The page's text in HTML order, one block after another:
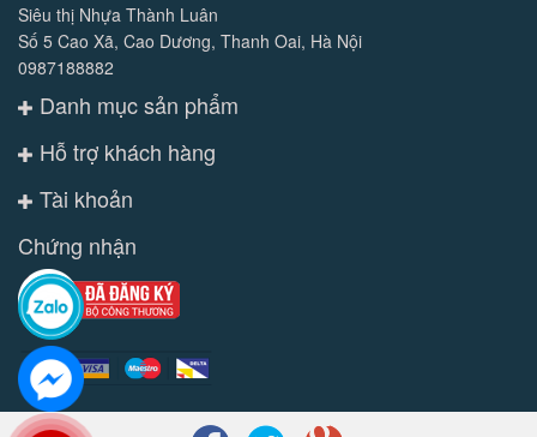
Siêu thị Nhựa Thành Luân
Số 5 Cao Xã, Cao Dương, Thanh Oai, Hà Nội
0987188882
Danh mục sản phẩm
Hỗ trợ khách hàng
Tài khoản
Chứng nhận